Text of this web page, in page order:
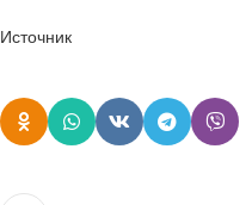
Источник